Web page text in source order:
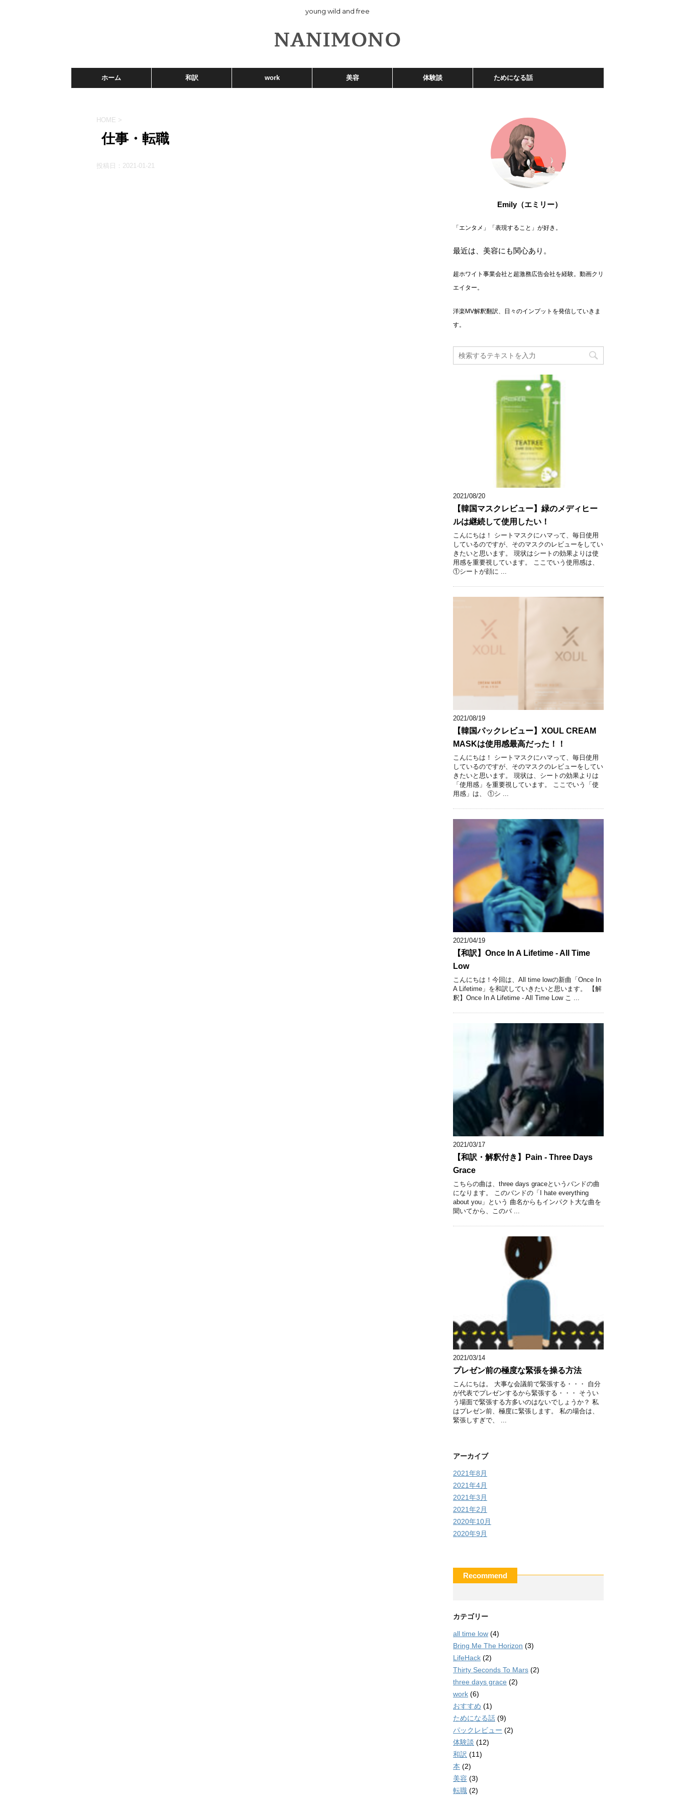
young wild and free
ホーム 和訳 work 美容 体験談 ためになる話
HOME >
仕事・転職
投稿日： 2021-01-21
Emily（エミリー）
「エンタメ」「表現すること」が好き。
最近は、美容にも関心あり。
超ホワイト事業会社と超激務広告会社を経験。動画クリ
エイター。
洋楽MV解釈翻訳、日々のインプットを発信していきま
す。
2021/08/20
【韓国マスクレビュー】緑のメディヒー
ルは継続して使用したい！
こんにちは！ シートマスクにハマって、毎日使用
しているのですが、そのマスクのレビューをしてい
きたいと思います。 現状はシートの効果よりは使
用感を重要視しています。 ここでいう使用感は、
①シートが顔に ...
2021/08/19
【韓国パックレビュー】XOUL CREAM
MASKは使用感最高だった！！
こんにちは！ シートマスクにハマって、毎日使用
しているのですが、そのマスクのレビューをしてい
きたいと思います。 現状は、シートの効果よりは
「使用感」を重要視しています。 ここでいう「使
用感」は、 ①シ ...
2021/04/19
【和訳】Once In A Lifetime - All Time
Low
こんにちは！今回は、All time lowの新曲「Once In
A Lifetime」を和訳していきたいと思います。 【解
釈】Once In A Lifetime - All Time Low こ ...
2021/03/17
【和訳・解釈付き】Pain - Three Days
Grace
こちらの曲は、three days graceというバンドの曲
になります。 このバンドの「I hate everything
about you」という 曲名からもインパクト大な曲を
聞いてから、このバ ...
2021/03/14
プレゼン前の極度な緊張を操る方法
こんにちは。 大事な会議前で緊張する・・・ 自分
が代表でプレゼンするから緊張する・・・ そうい
う場面で緊張する方多いのはないでしょうか？ 私
はプレゼン前、極度に緊張します。 私の場合は、
緊張しすぎで、 ...
アーカイブ
2021年8月
2021年4月
2021年3月
2021年2月
2020年10月
2020年9月
Recommend
カテゴリー
all time low (4)
Bring Me The Horizon (3)
LifeHack (2)
Thirty Seconds To Mars (2)
three days grace (2)
work (6)
おすすめ (1)
ためになる話 (9)
パックレビュー (2)
体験談 (12)
和訳 (11)
本 (2)
美容 (3)
転職 (2)